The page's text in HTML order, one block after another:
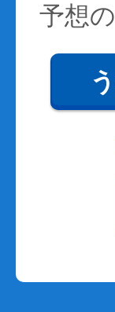
予想